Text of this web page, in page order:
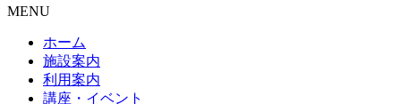
MENU
ホーム
施設案内
利用案内
講座・イベント